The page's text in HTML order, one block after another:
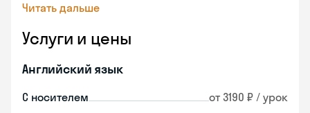
Читать дальше
Услуги и цены
Английский язык
С носителем от 3190 ₽ / урок